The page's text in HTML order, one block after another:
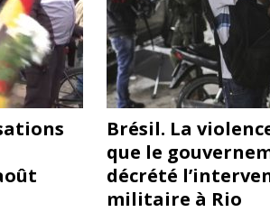
Brésil. La
que le
décrété
militaire à Rio